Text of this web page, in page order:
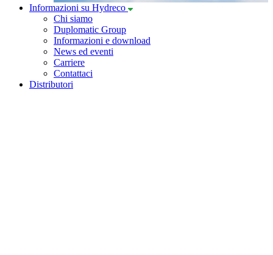
Informazioni su Hydreco
Chi siamo
Duplomatic Group
Informazioni e download
News ed eventi
Carriere
Contattaci
Distributori